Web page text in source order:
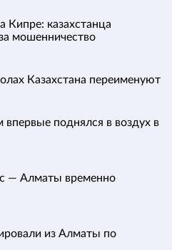
Кипре: казахстанца
мошенничество
Казахстана переименуют
поднялся в воздух в
— Алматы временно
из Алматы по